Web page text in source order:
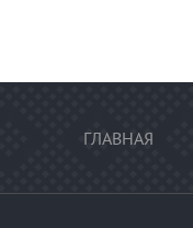
ГЛАВНАЯ